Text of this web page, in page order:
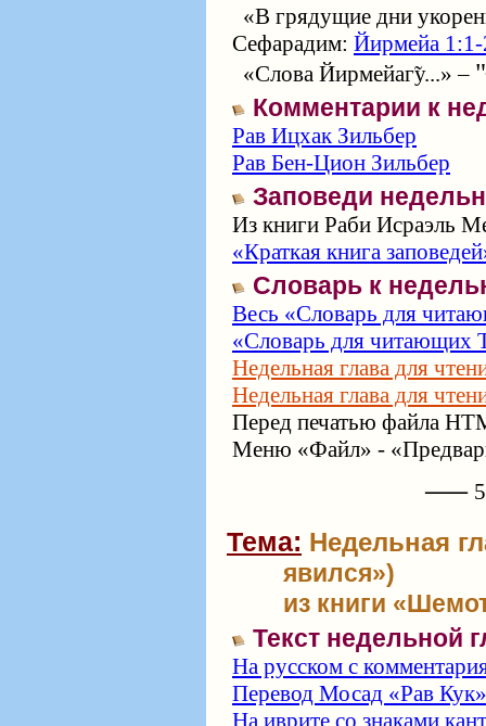
«В грядущие дни
Сефарадим: Йирмейа
«Слова Йирмейаг̃у...» –
Комментарии к
Рав Ицхак Зильбер
Рав Бен-Цион Зильбер
Заповеди
Из книги Раби Исраэль
«Краткая книга
Словарь к
Весь «Словарь для
«Словарь для читающих
Недельная глава для
Недельная глава для
Перед печатью файла
Меню «Файл» -
⸺
Тема: Недельная
явился»)
из книги
Текст недельной
На русском с
Перевод Мосад «Рав Кук»
На иврите со знаками